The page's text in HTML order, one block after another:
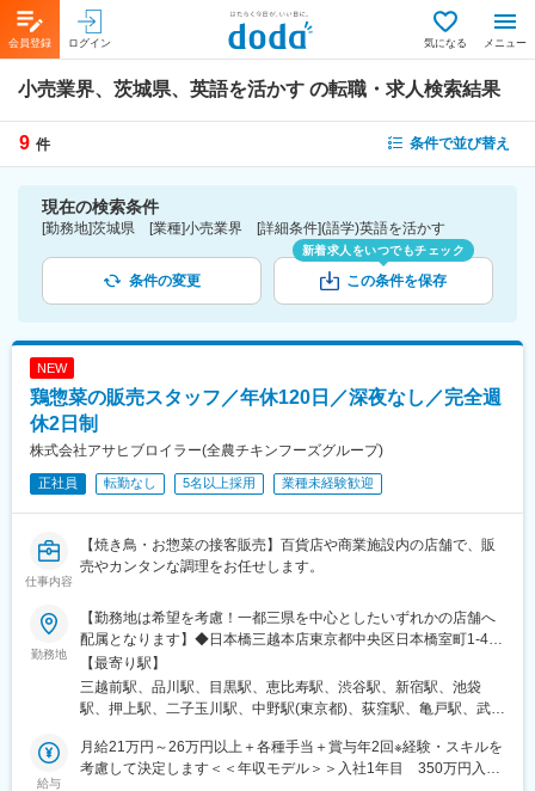
会員登録 ログイン 気になる メニュー
小売業界、茨城県、英語を活かす の転職・求人検索結果
9 件 条件で並び替え
現在の検索条件
[勤務地]茨城県 [業種]小売業界 [詳細条件](語学)英語を活かす
条件の変更
新着求人をいつでもチェック
この条件を保存
NEW
鶏惣菜の販売スタッフ／年休120日／深夜なし／完全週
休2日制
株式会社アサヒブロイラー(全農チキンフーズグループ)
正社員 転勤なし 5名以上採用 業種未経験歓迎
仕事内容
【焼き鳥・お惣菜の接客販売】百貨店や商業施設内の店舗で、販
売やカンタンな調理をお任せします。
勤務地
【勤務地は希望を考慮！一都三県を中心としたいずれかの店舗へ
配属となります】◆日本橋三越本店東京都中央区日本橋室町1-4-1
日本橋三越本店本館 B1F◆ecute品川店東京都港区高輪3-26-27 エ
キュート品川 2F◆アトレ目黒店東京都品川区上大崎2-16-9 アトレ
目黒1A館2F◆アトレ恵比寿店東京都渋谷区恵比寿南1-5-5 アトレ
ぶちか B1F◆京王百貨店新宿店東京都新宿区西新宿1-1-4 京王百
貨店新宿店 MB◆東武百貨店池袋店東京都豊島区西池袋1-1-25 東
【最寄り駅】
三越前駅、品川駅、目黒駅、恵比寿駅、渋谷駅、新宿駅、池袋
駅、押上駅、二子玉川駅、中野駅(東京都)、荻窪駅、亀戸駅、武蔵
駅、青葉台駅、平塚駅、鴨宮駅、大宮駅(埼玉県)、本川越駅、ふじ
み野駅、船橋駅、柏駅、幕張本郷駅、偕楽園駅、守谷駅、東武宇
給与
月給21万円～26万円以上＋各種手当＋賞与年2回※経験・スキルを
考慮して決定します＜＜年収モデル＞＞入社1年目 350万円入社